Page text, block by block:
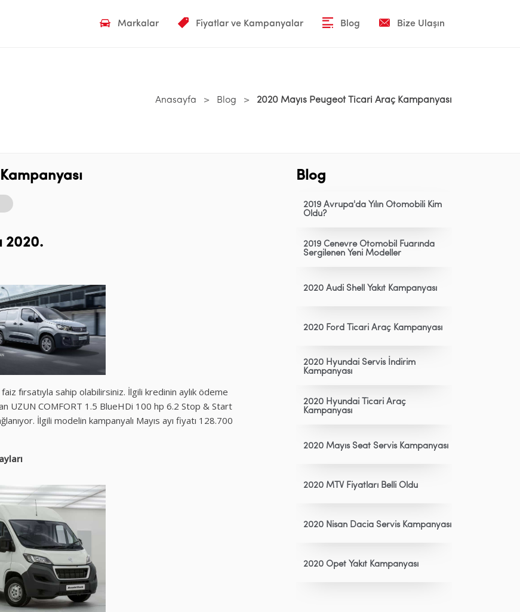
Markalar Fiyatlar ve Kampanyalar Blog Bize Ulaşın
Anasayfa > Blog > 2020 Mayıs Peugeot Ticari Araç Kampanyası
2020.
fırsatıyla sahip olabilirsiniz. İlgili kredinin aylık ödeme
UZUN COMFORT 1.5 BlueHDi 100 hp 6.2 Stop & Start
İlgili modelin kampanyalı Mayıs ayı fiyatı 128.700
Blog
2019 Avrupa'da Yılın Otomobili Kim
Oldu?
2019 Cenevre Otomobil Fuarında
Sergilenen Yeni Modeller
2020 Audi Shell Yakıt Kampanyası
2020 Ford Ticari Araç Kampanyası
2020 Hyundai Servis İndirim
Kampanyası
2020 Hyundai Ticari Araç
Kampanyası
2020 Mayıs Seat Servis Kampanyası
2020 MTV Fiyatları Belli Oldu
2020 Nisan Dacia Servis Kampanyası
2020 Opet Yakıt Kampanyası